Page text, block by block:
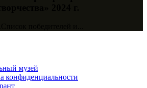
музей
конфиденциальности